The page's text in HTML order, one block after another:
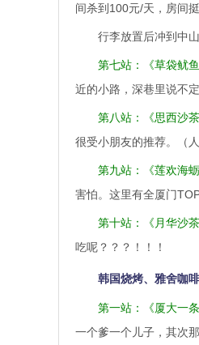
间杀到100元/天，房间
行李放置后冲到中
第七站：《草袋鱿鱼
近的小路，深巷里说不
第八站：《思西沙茶
很受小朋友的推荐。（人
第九站：《莲欢海蛎
害怕。这里有全厦门
第十站：《月华沙茶
吃呢？？？！！！
韩国烧烤、雅舍咖
第一站：《厦大一
一个爹一个儿子，其次